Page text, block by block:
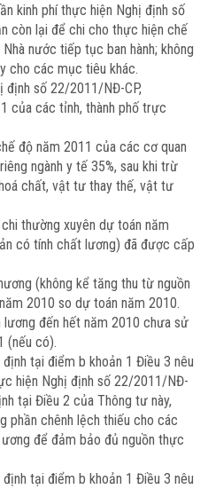
kinh phí thực hiện Nghị định số
còn lại để chi cho thực hiện chế
nước tiếp tục ban hành; không
cho các mục tiêu khác.
định số 22/2011/NĐ-CP,
của các tỉnh, thành phố trực
độ năm 2011 của các cơ quan
ngành y tế 35%, sau khi trừ
chất, vật tư thay thế, vật tư
thường xuyên dự toán năm
có tính chất lương) đã được cấp
(không kể tăng thu từ nguồn
2010 so dự toán năm 2010.
đến hết năm 2010 chưa sử
(nếu có).
tại điểm b khoản 1 Điều 3 nêu
hiện Nghị định số 22/2011/NĐ-
tại Điều 2 của Thông tư này,
phần chênh lệch thiếu cho các
để đảm bảo đủ nguồn thực
tại điểm b khoản 1 Điều 3 nêu